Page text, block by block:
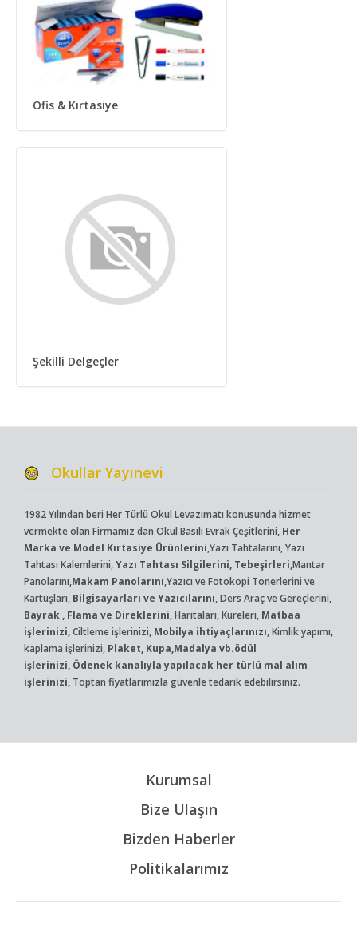
Ofis & Kırtasiye
Şekilli Delgeçler
Okullar Yayınevi
1982 Yılından beri Her Türlü Okul Levazımatı konusunda hizmet
vermekte olan Firmamız dan Okul Basılı Evrak Çeşitlerini, Her
Marka ve Model Kırtasiye Ürünlerini,Yazı Tahtalarını, Yazı
Tahtası Kalemlerini,Yazı Tahtası Silgilerini, Tebeşirleri,Mantar
Panolarını,Makam Panolarını,Yazıcı ve Fotokopi Tonerlerini ve
Kartuşları, Bilgisayarları ve Yazıcılarını, Ders Araç ve Gereçlerini,
Bayrak , Flama ve Direklerini, Haritaları, Küreleri, Matbaa
işlerinizi,Ciltleme işlerinizi, Mobilya ihtiyaçlarınızı, Kimlik yapımı,
kaplama işlerinizi, Plaket, Kupa,Madalya vb.ödül
işlerinizi, Ödenek kanalıyla yapılacak her türlü mal alım
işlerinizi, Toptan fiyatlarımızla güvenle tedarik edebilirsiniz.
Kurumsal
Bize Ulaşın
Bizden Haberler
Politikalarımız